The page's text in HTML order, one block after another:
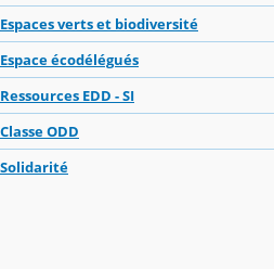
Espaces verts et biodiversité
Espace écodélégués
Ressources EDD - SI
Classe ODD
Solidarité